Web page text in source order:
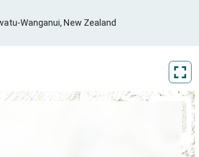
Wanganui, New Zealand